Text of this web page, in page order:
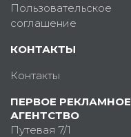
Пользовательское
соглашение
КОНТАКТЫ
Контакты
ПЕРВОЕ РЕКЛАМНОЕ
АГЕНТСТВО
Путевая 7/1